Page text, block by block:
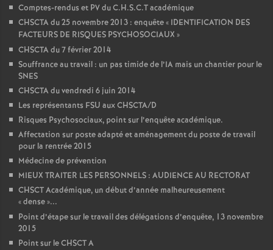
Comptes-rendus et PV du C.H.S.C.T académique
CHSCTA du 25 novembre 2013 : enquête « IDENTIFICATION DES
FACTEURS DE RISQUES PSYCHOSOCIAUX »
CHSCTA du 7 février 2014
Souffrance au travail : un pas timide de l’IA mais un chantier pour le
SNES
CHSCTA du vendredi 6 juin 2014
Les représentants FSU aux CHSCTA/D
Risques Psychosociaux, point sur l’enquête académique.
Affectation sur poste adapté et aménagement du poste de travail
pour la rentrée 2015
Médecine de prévention
MIEUX TRAITER LES PERSONNELS : AUDIENCE AU RECTORAT
CHSCT Académique, un début d’année malheureusement
«dense»...
Point d’étape sur le travail des délégations d’enquête, 13 novembre
2015
Point sur le CHSCT A